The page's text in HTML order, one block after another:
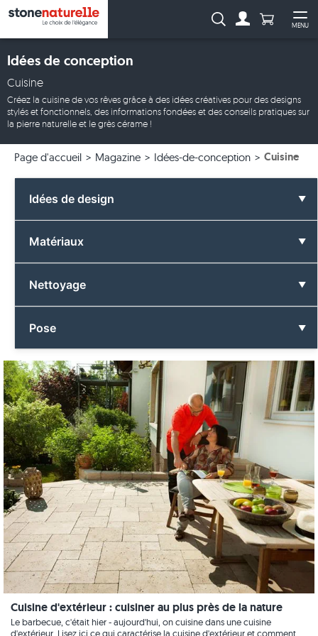
MENU
Recherche :Anzahl
Idées de conception
Cuisine
Créez la cuisine de vos rêves grâce à des idées créatives pour des designs
stylés et fonctionnels, des informations fondées et des conseils pratiques sur
la pierre naturelle et le grès cérame !
Page d'accueil Magazine Idées-de-conception Cuisine
Idées de design
Toutes les idées de design
Salle de bain
Formats
Aménagement jardin
Cuisine
Impressions clients
Visite panoramique
Piscine
Terrasse
Escalier
Vidéos
Décoration murale
Matériaux
Tous les matériaux
Basalte
Granit
Aspect bois
Calcaire
Marbre
Pierre naturelle
Quartzite
Grès
Ardoise
Travertin
Nettoyage
Tout sur le nettoyage
Carrelage
Dalles de terrasse
Pose
Tout sur la pose
Carrelage
Aménagement jardin
Dalles de terrasse
Vidéos
Cuisine d'extérieur : cuisiner au plus près de la nature
Le barbecue, c'était hier - aujourd'hui, on cuisine dans une cuisine
d'extérieur. Lisez ici ce qui caractérise la cuisine d'extérieur et comment